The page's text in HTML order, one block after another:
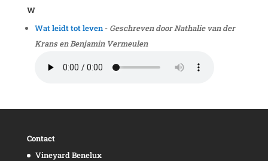
W
Wat leidt tot leven - Geschreven door Nathalie van der
Krans en Benjamin Vermeulen
Contact
Vineyard Benelux